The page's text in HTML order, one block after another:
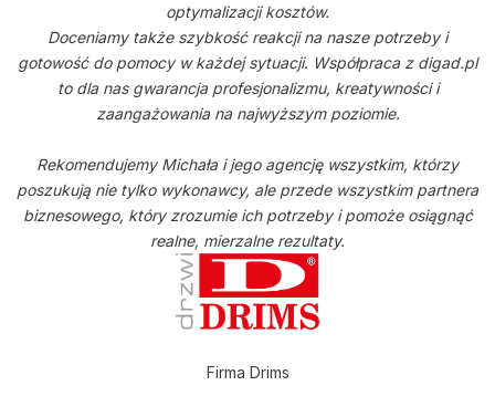
optymalizacji kosztów.
Doceniamy także szybkość reakcji na nasze potrzeby i
gotowość do pomocy w każdej sytuacji. Współpraca z digad.pl
to dla nas gwarancja profesjonalizmu, kreatywności i
zaangażowania na najwyższym poziomie.
Rekomendujemy Michała i jego agencję wszystkim, którzy
poszukują nie tylko wykonawcy, ale przede wszystkim partnera
biznesowego, który zrozumie ich potrzeby i pomoże osiągnąć
realne, mierzalne rezultaty.
Firma Drims